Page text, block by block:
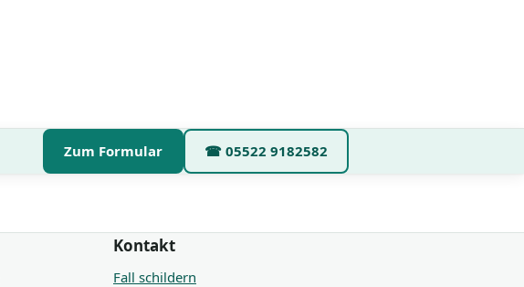
Zum Formular ☎ 05522 9182582
Kontakt
Fall schildern